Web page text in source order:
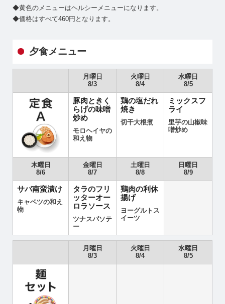
◆黄色のメニューはヘルシーメニューになります。
◆価格はすべて460円となります。
夕食メニュー
月曜日
8/3
火曜日
8/4
水曜日
8/5
豚肉ときく
らげの味噌
炒め
モロヘイヤの
和え物
鶏の塩だれ
焼き
切干大根煮
ミックスフ
ライ
里芋の山椒味
噌炒め
木曜日
8/6
金曜日
8/7
土曜日
8/8
日曜日
8/9
サバ南蛮漬け
キャベツの和え
物
タラのフリ
ッターオー
ロラソース
ツナスパソテ
ー
鶏肉の利休
揚げ
ヨーグルトス
イーツ
月曜日
8/3
火曜日
8/4
水曜日
8/5